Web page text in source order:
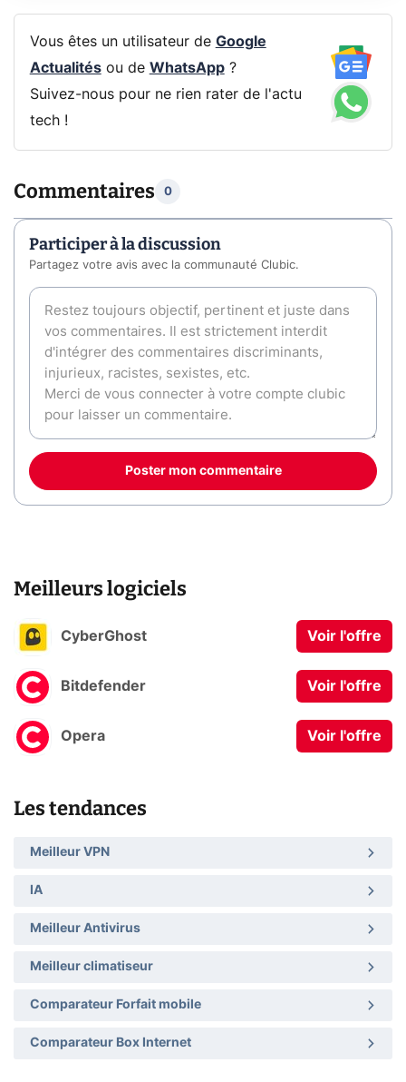
Vous êtes un utilisateur de Google
Actualitésou de WhatsApp?
Suivez-nous pour ne rien rater de l'actu
tech !
Commentaires 0
Participer à la discussion
Partagez votre avis avec la communauté Clubic.
Poster mon commentaire
Meilleurs logiciels
CyberGhost Voir l'offre
Bitdefender Voir l'offre
Opera Voir l'offre
Les tendances
Meilleur VPN
IA
Meilleur Antivirus
Meilleur climatiseur
Comparateur Forfait mobile
Comparateur Box Internet